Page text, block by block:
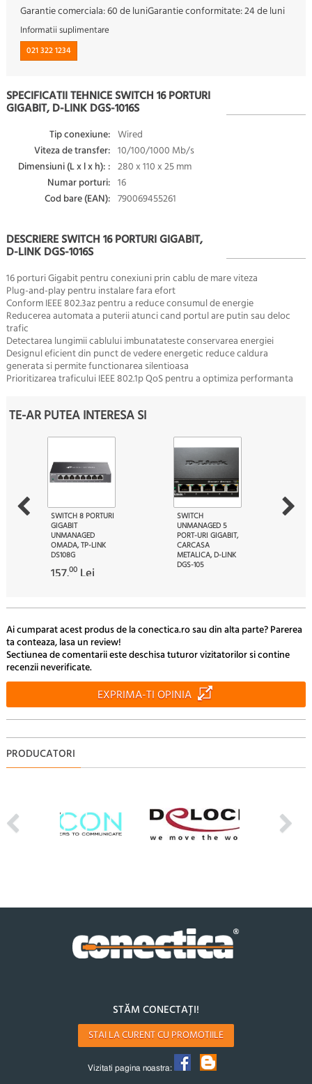
Garantie comerciala:60 de luniGarantie conformitate:24 de luni
Informatii suplimentare
021 322 1234
SPECIFICATII TEHNICE SWITCH 16 PORTURI
GIGABIT, D-LINK DGS-1016S
Tip conexiune: Wired
Viteza de transfer: 10/100/1000 Mb/s
Dimensiuni (L x l x h): : 280 x 110 x 25 mm
Numar porturi: 16
Cod bare (EAN): 790069455261
DESCRIERE SWITCH 16 PORTURI GIGABIT,
D-LINK DGS-1016S
16 porturi Gigabit pentru conexiuni prin cablu de mare viteza
Plug-and-play pentru instalare fara efort
Conform IEEE 802.3az pentru a reduce consumul de energie
Reducerea automata a puterii atunci cand portul are putin sau deloc
trafic
Detectarea lungimii cablului imbunatateste conservarea energiei
Designul eficient din punct de vedere energetic reduce caldura
generata si permite functionarea silentioasa
Prioritizarea traficului IEEE 802.1p QoS pentru a optimiza performanta
TE-AR PUTEA INTERESA SI
SWITCH 8 PORTURI
GIGABIT
UNMANAGED
OMADA, TP-LINK
DS108G
157.00 Lei
SWITCH
UNMANAGED 5
PORT-URI GIGABIT,
CARCASA
METALICA, D-LINK
DGS-105
Ai cumparat acest produs de la conectica.ro sau din alta parte? Parerea
ta conteaza, lasa un review!
Sectiunea de comentarii este deschisa tuturor vizitatorilor si contine
recenzii neverificate.
EXPRIMA-TI OPINIA
PRODUCATORI
STĂM CONECTAȚI!
STAI LA CURENT CU PROMOTIILE
Vizitati pagina noastra: